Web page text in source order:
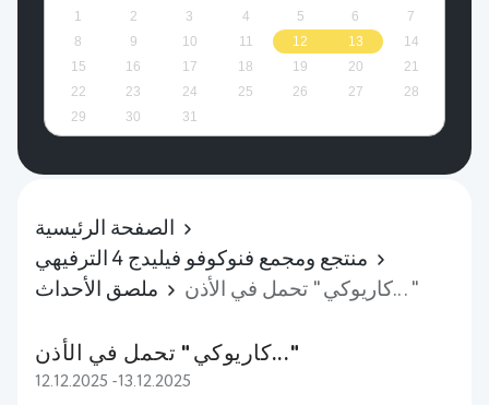
1
2 3 4 5 6
7
8
9 10 11 12 13
14
15
16 17 18 19 20
21
22
23 24 25 26 27
28
29
30 31
الصفحة الرئيسية
منتجع ومجمع فنوكوفو فيليدج 4 الترفيهي
ملصق الأحداث
كاريوكي " تحمل في الأذن..."
كاريوكي " تحمل في الأذن..."
12.12.2025 -13.12.2025